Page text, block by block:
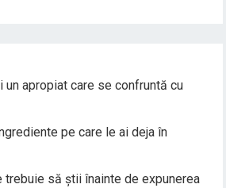
un apropiat care se confruntă cu
pe care le ai deja în
trebuie să știi înainte de expunerea